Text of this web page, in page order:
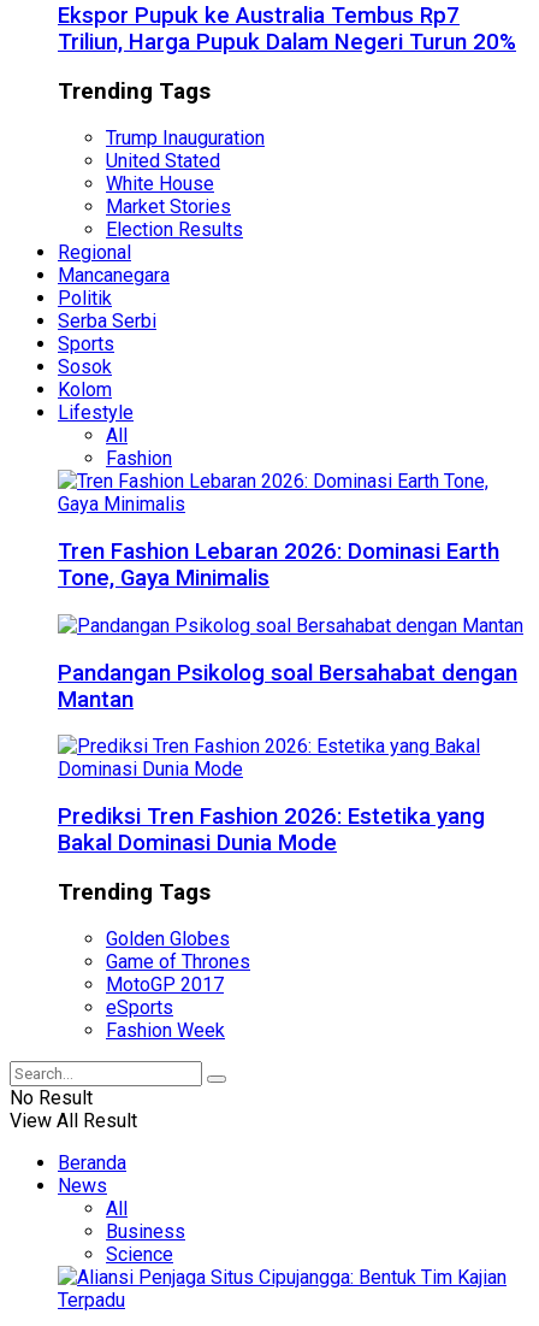
Ekspor Pupuk ke Australia Tembus Rp7
Triliun, Harga Pupuk Dalam Negeri Turun 20%
Trending Tags
Trump Inauguration
United Stated
White House
Market Stories
Election Results
Regional
Mancanegara
Politik
Serba Serbi
Sports
Sosok
Kolom
Lifestyle
All
Fashion
Tren Fashion Lebaran 2026: Dominasi Earth
Tone, Gaya Minimalis
Pandangan Psikolog soal Bersahabat dengan
Mantan
Prediksi Tren Fashion 2026: Estetika yang
Bakal Dominasi Dunia Mode
Trending Tags
Golden Globes
Game of Thrones
MotoGP 2017
eSports
Fashion Week
No Result
View All Result
Beranda
News
All
Business
Science